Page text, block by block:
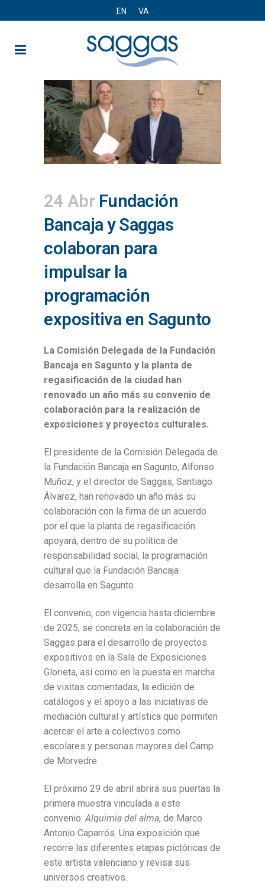
EN VA
24 AbrFundación
Bancaja y Saggas
colaboran para
impulsar la
programación
expositiva en Sagunto
La Comisión Delegada de la Fundación
Bancaja en Sagunto y la planta de
regasificación de la ciudad han
renovado un año más su convenio de
colaboración para la realización de
exposiciones y proyectos culturales.
El presidente de la Comisión Delegada de
la Fundación Bancaja en Sagunto, Alfonso
Muñoz, y el director de Saggas, Santiago
Álvarez, han renovado un año más su
colaboración con la firma de un acuerdo
por el que la planta de regasificación
apoyará, dentro de su política de
responsabilidad social, la programación
cultural que la Fundación Bancaja
desarrolla en Sagunto.
El convenio, con vigencia hasta diciembre
de 2025, se concreta en la colaboración de
Saggas para el desarrollo de proyectos
expositivos en la Sala de Exposiciones
Glorieta, así como en la puesta en marcha
de visitas comentadas, la edición de
catálogos y el apoyo a las iniciativas de
mediación cultural y artística que permiten
acercar el arte a colectivos como
escolares y personas mayores del Camp
de Morvedre.
El próximo 29 de abril abrirá sus puertas la
primera muestra vinculada a este
convenio:Alquimia del alma, de Marco
Antonio Caparrós. Una exposición que
recorre las diferentes etapas pictóricas de
este artista valenciano y revisa sus
universos creativos.